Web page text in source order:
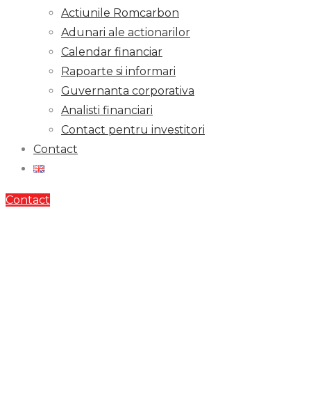
Actiunile Romcarbon
Adunari ale actionarilor
Calendar financiar
Rapoarte si informari
Guvernanta corporativa
Analisti financiari
Contact pentru investitori
Contact
Contact